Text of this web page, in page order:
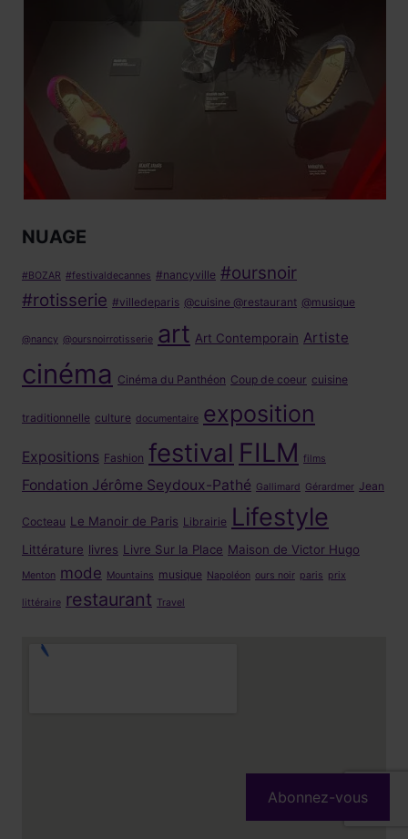
NUAGE
#BOZAR #festivaldecannes #nancyville #oursnoir
#rotisserie #villedeparis @cuisine @restaurant @musique
@nancy @oursnoirrotisserie art Art Contemporain Artiste
cinéma Cinéma du Panthéon Coup de coeur cuisine
traditionnelle culture documentaire exposition
Expositions Fashion festival FILM films
Fondation Jérôme Seydoux-Pathé Gallimard Gérardmer Jean
Cocteau Le Manoir de Paris Librairie Lifestyle
Littérature livres Livre Sur la Place Maison de Victor Hugo
Menton mode Mountains musique Napoléon ours noir paris prix
littéraire restaurant Travel
Abonnez-vous